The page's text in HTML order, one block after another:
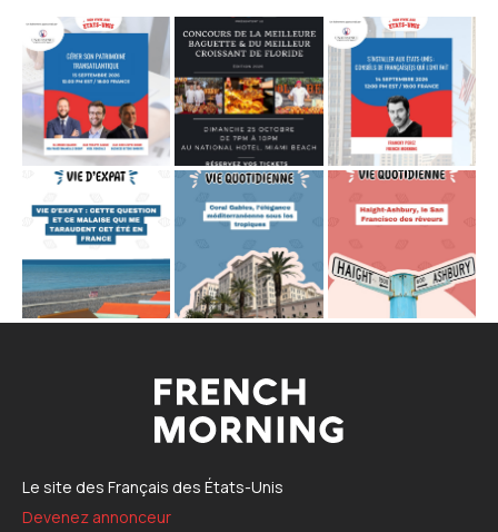
Le site des Français des États-Unis
Devenez annonceur